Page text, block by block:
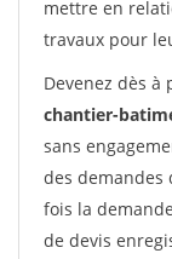
mettre en
travaux pour
Devenez dès
chantier-
sans
des demandes
fois la
de devis